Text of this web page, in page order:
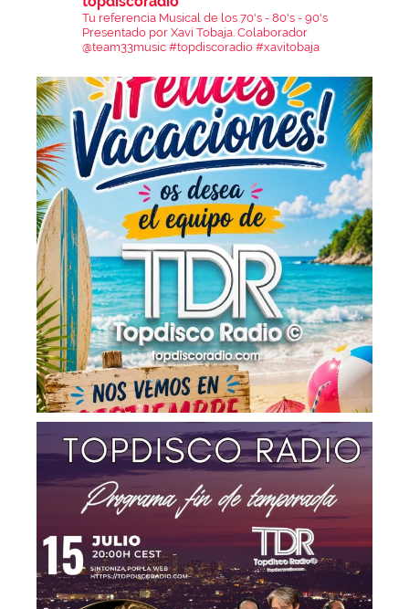
Tu referencia Musical de los 70's - 80's - 90's
Presentado por Xavi Tobaja. Colaborador
@team33music #topdiscoradio #xavitobaja